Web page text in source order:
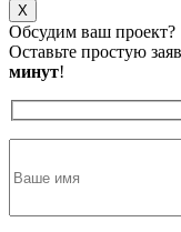
X
Обсудим ваш проект?
Оставьте простую
минут!